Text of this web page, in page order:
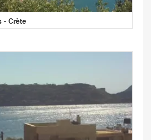
- Crète